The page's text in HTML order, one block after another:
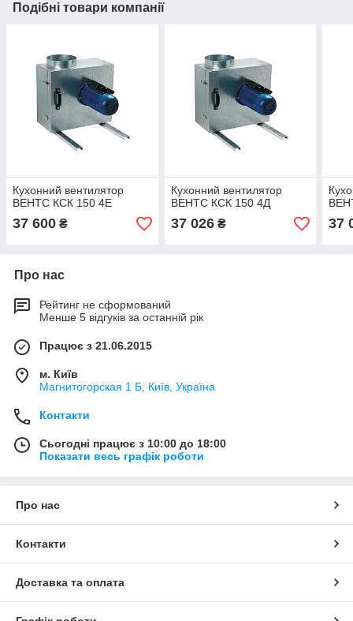
Подібні товари компанії
Кухонний вентилятор
ВЕНТС КСК 150 4Е
37 600 ₴
Кухонний вентилятор
ВЕНТС КСК 150 4Д
37 026₴ 37
Про нас
Рейтинг не сформований
Менше 5 відгуків за останній рік
Працює з 21.06.2015
м. Київ
Магнитогорская 1 Б, Київ, Україна
Контакти
Сьогодні працює з 10:00 до 18:00
Показати весь графік роботи
Про нас
Контакти
Доставка та оплата